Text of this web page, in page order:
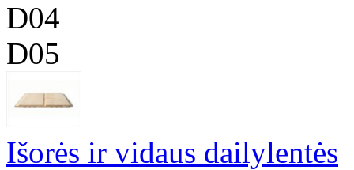
D04
D05
Išorės ir vidaus dailylentės